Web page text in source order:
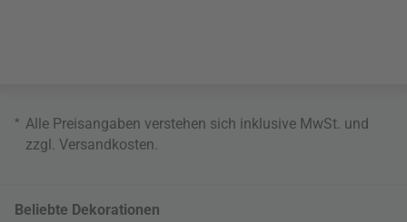
* Alle Preisangaben verstehen sich inklusive MwSt. und
zzgl. Versandkosten
Beliebte Dekorationen